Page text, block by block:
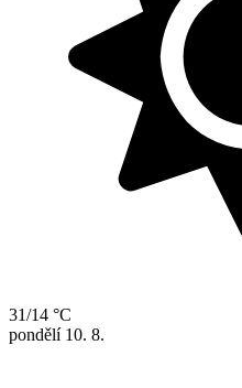
31/14 °C
pondělí 10. 8.